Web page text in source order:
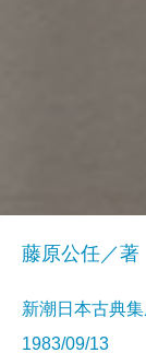
藤原公任／著
新潮日本古典
1983/09/13